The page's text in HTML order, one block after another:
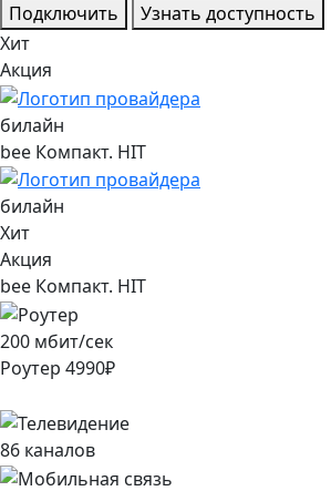
Подключить
Узнать доступность
Хит
Акция
билайн
bee Компакт. HIT
билайн
Хит
Акция
bee Компакт. HIT
200 мбит/сек
Роутер 4990₽
86 каналов